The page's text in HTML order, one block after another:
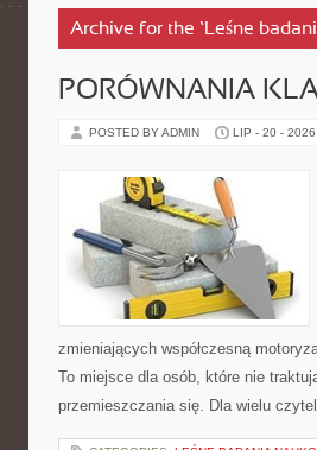
Archive for the ‘Leśne
PORÓWNANIA
POSTED BY ADMIN LIP - 20 - 2026
zmieniających współczesną
To miejsce dla osób, które nie
przemieszczania się. Dla wielu